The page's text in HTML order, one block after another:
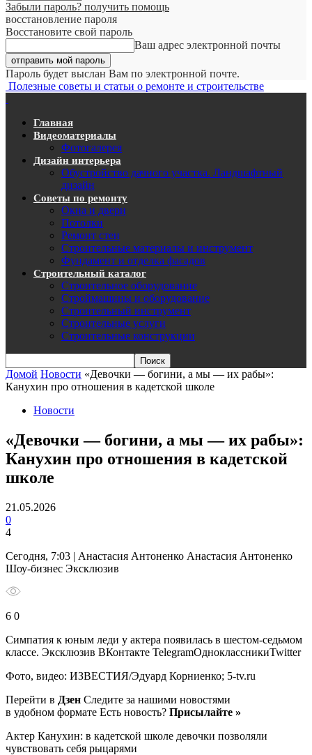
Забыли пароль? получить помощь
восстановление пароля
Восстановите свой пароль
Ваш адрес электронной почты
Пароль будет выслан Вам по электронной почте.
Полезные советы и статьи о ремонте и строительстве
Главная
Видеоматериалы
Фотогалерея
Дизайн интерьера
Обустройство дачного участка. Ландшафтный
дизайн
Советы по ремонту
Окна и двери
Потолки
Ремонт стен
Строительные материалы и инструмент
Фундамент и отделка фасадов
Строительный каталог
Строительное оборудование
Строймашины и оборудование
Строительный инструмент
Строительные услуги
Строительные конструкции
Домой Новости «Девочки — богини, а мы — их рабы»:
Канухин про отношения в кадетской школе
Новости
«Девочки — богини, а мы — их рабы»:
Канухин про отношения в кадетской
школе
21.05.2026
0
4
Сегодня, 7:03 | Анастасия Антоненко Анастасия Антоненко
Шоу-бизнес Эксклюзив
6 0
Симпатия к юным леди у актера появилась в шестом-седьмом
классе. Эксклюзив ВКонтакте TelegramОдноклассникиTwitter
Фото, видео: ИЗВЕСТИЯ/Эдуард Корниенко; 5-tv.ru
Перейти в Дзен Следите за нашими новостями
в удобном формате Есть новость? Присылайте »
Актер Канухин: в кадетской школе девочки позволяли
чувствовать себя рыцарями